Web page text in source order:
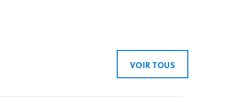
VOIR TOUS